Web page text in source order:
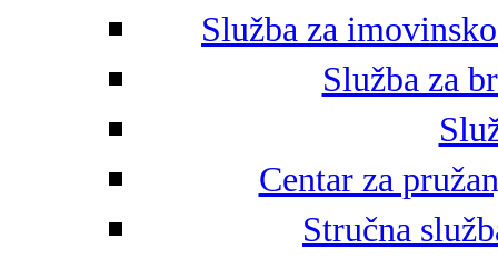
Služba za
Služba za
Centar za
Stručna